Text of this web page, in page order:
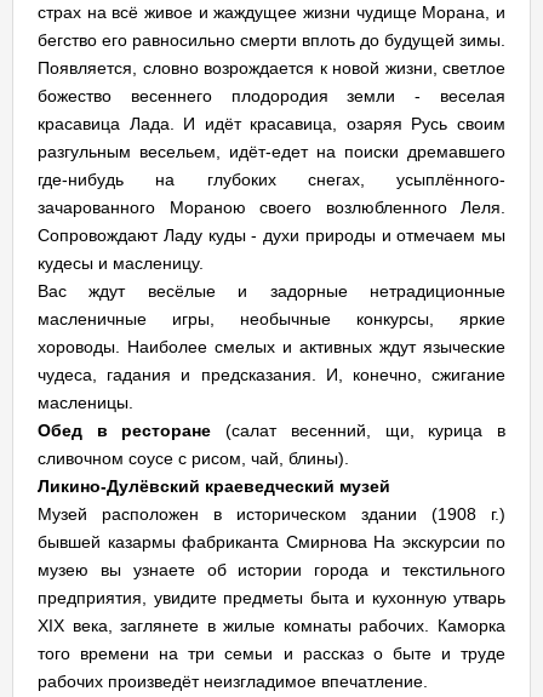
страх на всё живое и жаждущее жизни чудище Морана, и
бегство его равносильно смерти вплоть до будущей зимы.
Появляется, словно возрождается к новой жизни, светлое
божество весеннего плодородия земли - веселая
красавица Лада. И идёт красавица, озаряя Русь своим
разгульным весельем, идёт-едет на поиски дремавшего
где-нибудь на глубоких снегах, усыплённого-
зачарованного Мораною своего возлюбленного Леля.
Сопровождают Ладу куды - духи природы и отмечаем мы
кудесы и масленицу.
Вас ждут весёлые и задорные нетрадиционные
масленичные игры, необычные конкурсы, яркие
хороводы. Наиболее смелых и активных ждут языческие
чудеса, гадания и предсказания. И, конечно, сжигание
масленицы.
Обед в ресторане (салат весенний, щи, курица в
сливочном соусе с рисом, чай, блины).
Ликино-Дулёвский краеведческий музей
Музей расположен в историческом здании (1908 г.)
бывшей казармы фабриканта Смирнова На экскурсии по
музею вы узнаете об истории города и текстильного
предприятия, увидите предметы быта и кухонную утварь
XIX века, заглянете в жилые комнаты рабочих. Каморка
того времени на три семьи и рассказ о быте и труде
рабочих произведёт неизгладимое впечатление.